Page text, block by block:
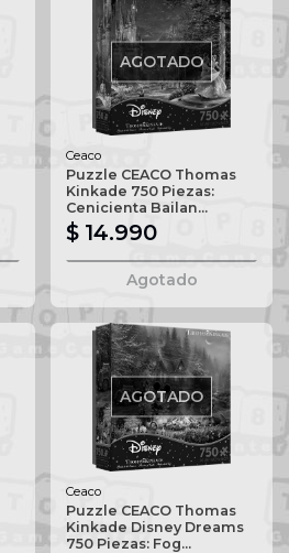
AGOTADO
Ceaco
Puzzle CEACO Thomas
Kinkade 750 Piezas:
Cenicienta Bailan...
$ 14.990
Agotado
AGOTADO
Ceaco
Puzzle CEACO Thomas
Kinkade Disney Dreams
750 Piezas: Fog...